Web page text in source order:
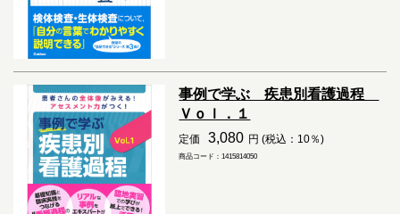
事例で学ぶ 疾患別看護過程
Ｖｏｌ．１
定価 3,080 円 (税込：10％)
商品コード：1415814050